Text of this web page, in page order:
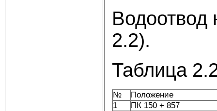
Водоотвод
2.2).
Таблица
№
Положение
1
ПК 150 + 857